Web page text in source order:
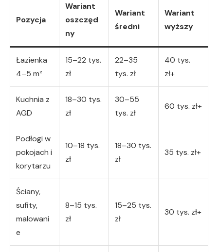
Pozycja
Wariant
oszczęd
ny
Wariant
średni
Wariant
wyższy
Łazienka
4–5 m²
15–22 tys.
zł
22–35
tys. zł
40 tys.
zł+
Kuchnia z
AGD
18–30 tys.
zł
30–55
tys. zł
60 tys. zł+
Podłogi w
pokojach i
korytarzu
10–18 tys.
zł
18–30 tys.
zł
35 tys. zł+
Ściany,
sufity,
malowani
e
8–15 tys.
zł
15–25 tys.
zł
30 tys. zł+